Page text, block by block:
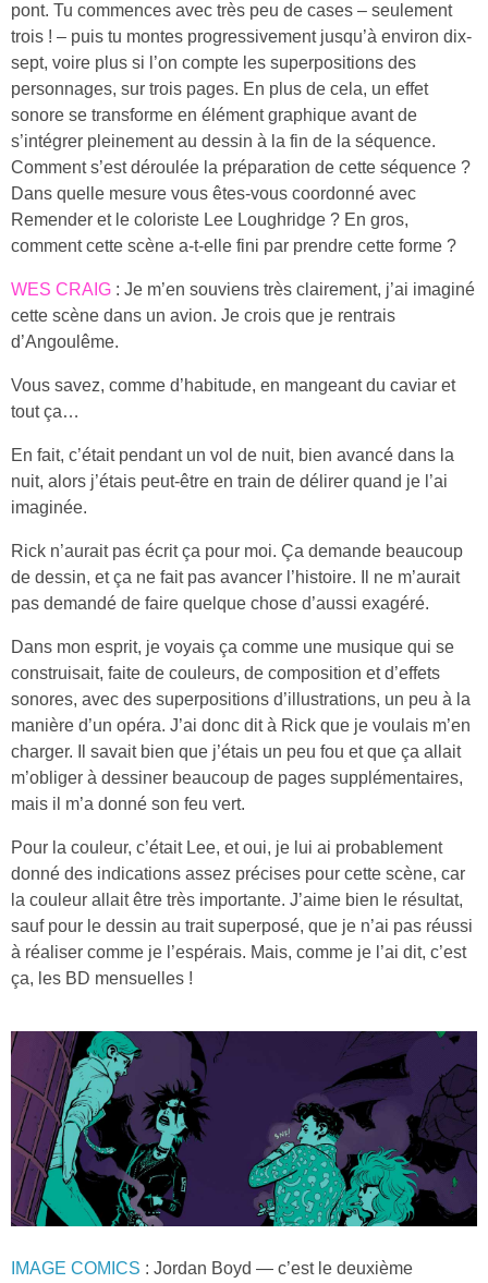
pont. Tu commences avec très peu de cases – seulement
trois ! – puis tu montes progressivement jusqu’à environ dix-
sept, voire plus si l’on compte les superpositions des
personnages, sur trois pages. En plus de cela, un effet
sonore se transforme en élément graphique avant de
s’intégrer pleinement au dessin à la fin de la séquence.
Comment s’est déroulée la préparation de cette séquence ?
Dans quelle mesure vous êtes-vous coordonné avec
Remender et le coloriste Lee Loughridge ? En gros,
comment cette scène a-t-elle fini par prendre cette forme ?
WES CRAIG : Je m’en souviens très clairement, j’ai imaginé
cette scène dans un avion. Je crois que je rentrais
d’Angoulême.
Vous savez, comme d’habitude, en mangeant du caviar et
tout ça…
En fait, c’était pendant un vol de nuit, bien avancé dans la
nuit, alors j’étais peut-être en train de délirer quand je l’ai
imaginée.
Rick n’aurait pas écrit ça pour moi. Ça demande beaucoup
de dessin, et ça ne fait pas avancer l’histoire. Il ne m’aurait
pas demandé de faire quelque chose d’aussi exagéré.
Dans mon esprit, je voyais ça comme une musique qui se
construisait, faite de couleurs, de composition et d’effets
sonores, avec des superpositions d’illustrations, un peu à la
manière d’un opéra. J’ai donc dit à Rick que je voulais m’en
charger. Il savait bien que j’étais un peu fou et que ça allait
m’obliger à dessiner beaucoup de pages supplémentaires,
mais il m’a donné son feu vert.
Pour la couleur, c’était Lee, et oui, je lui ai probablement
donné des indications assez précises pour cette scène, car
la couleur allait être très importante. J’aime bien le résultat,
sauf pour le dessin au trait superposé, que je n’ai pas réussi
à réaliser comme je l’espérais. Mais, comme je l’ai dit, c’est
ça, les BD mensuelles !
IMAGE COMICS : Jordan Boyd — c’est le deuxième